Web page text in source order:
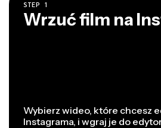
STEP 1
Wrzuć film na
Wybierz wideo, które chcesz
Instagrama, i wgraj je do